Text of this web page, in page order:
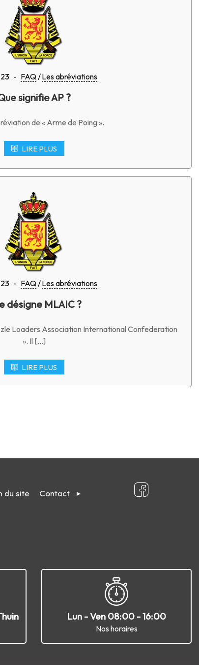
- FAQ Les abréviations
signifie AP ?
de « Arme de Poing ».
LIRE PLUS
- FAQ Les abréviations
désigne MLAIC ?
Loaders Association International Confederation
». Il […]
LIRE PLUS
du site Contact
Lun - Ven 08:00 - 16:00
Nos horaires